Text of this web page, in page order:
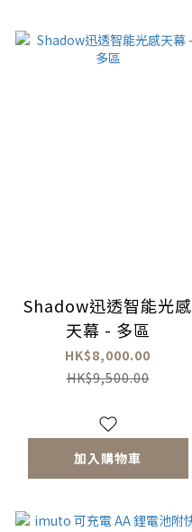
Shadow迅透智能光感
天幕 - 多區
HK$8,000.00
HK$9,500.00
加入購物車